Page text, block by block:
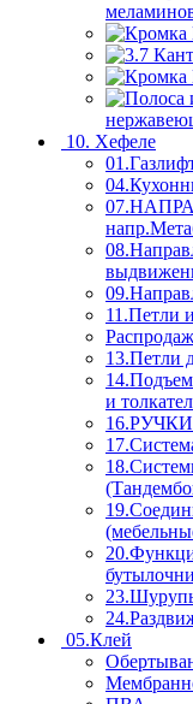
10. Хефеле
11.Петли
13.Петли
и
16.РУЧКИ
05.Клей